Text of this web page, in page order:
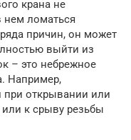
крана не
нем ломаться
причин, он может
выйти из
– это небрежное
Например,
открывании или
к срыву резьбы